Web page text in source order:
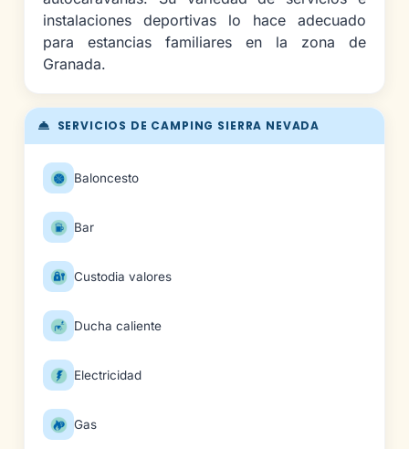
SERVICIOS DE CAMPING SIERRA NEVADA
Baloncesto
Bar
Custodia valores
Ducha caliente
Electricidad
Gas
instalaciones deportivas lo hace adecuado
para estancias familiares en la zona de
Granada.